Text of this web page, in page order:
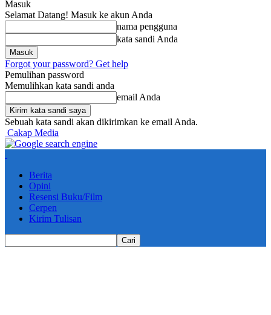
Masuk
Selamat Datang! Masuk ke akun Anda
nama pengguna
kata sandi Anda
Forgot your password? Get help
Pemulihan password
Memulihkan kata sandi anda
email Anda
Sebuah kata sandi akan dikirimkan ke email Anda.
Cakap Media
Berita
Opini
Resensi Buku/Film
Cerpen
Kirim Tulisan